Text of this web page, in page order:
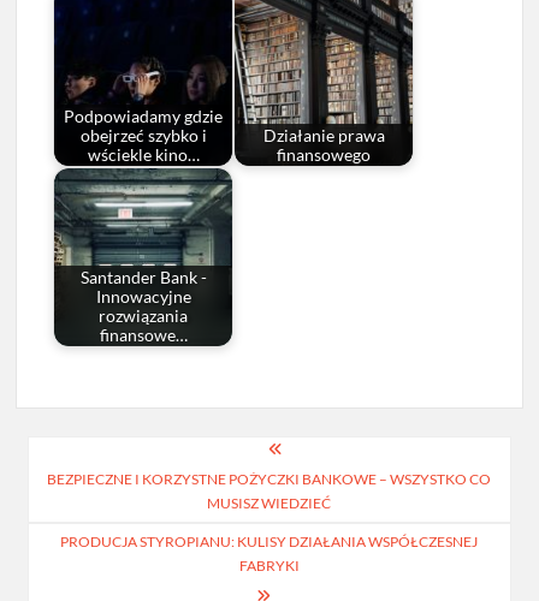
Podpowiadamy gdzie
obejrzeć szybko i
wściekle kino…
Działanie prawa
finansowego
Santander Bank -
Innowacyjne
rozwiązania
finansowe…
wpisu
BEZPIECZNE I KORZYSTNE POŻYCZKI BANKOWE – WSZYSTKO CO
MUSISZ WIEDZIEĆ
PRODUCJA STYROPIANU: KULISY DZIAŁANIA WSPÓŁCZESNEJ
FABRYKI